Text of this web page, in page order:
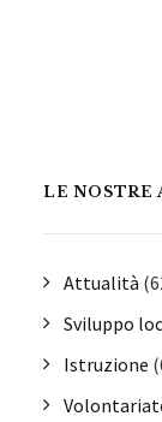
LE NOSTRE
Attualità
Sviluppo
Istruzione